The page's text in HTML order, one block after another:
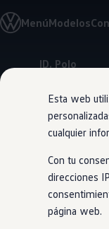
Esta web
cualquier
Con tu
direcciones
página web.
directamente
al contenido
directamente
al pie de
página
MenúModelos
ID. Polo
Modelos y
Nuevo ID.
Descubre
Gama
Ofertas y
Precios
Renueva
Vehículos
Concursos
Clientes